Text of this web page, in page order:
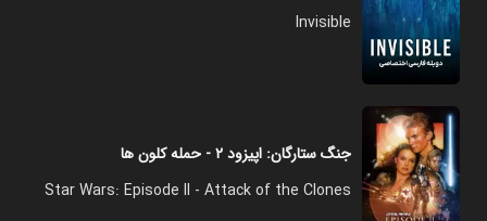
Invisible
جنگ ستارگان: اپیزود ۲ - حمله کلون ها
Star Wars: Episode II - Attack of the Clones